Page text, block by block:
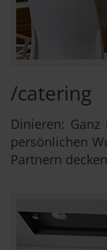
/catering
Dinieren:
persönlichen
Partnern